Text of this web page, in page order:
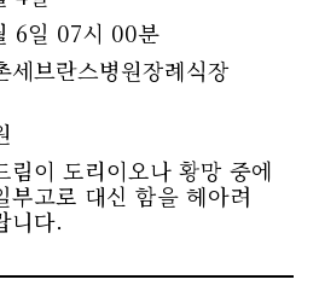
6일 07시 00분
세브란스병원장례식장
림이 도리이오나 황망 중에
부고로 대신 함을 헤아려
니다.